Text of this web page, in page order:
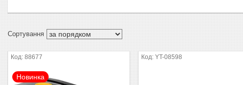
88677
Новинка
YT-08598